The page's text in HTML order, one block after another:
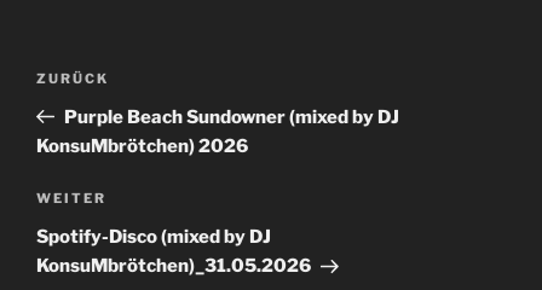
Beitrags-
Vorheriger
Beitrag
ZURÜCK
Purple Beach Sundowner (mixed by DJ
KonsuMbrötchen) 2026
Nächster
Beitrag
WEITER
Spotify-Disco (mixed by DJ
KonsuMbrötchen)_31.05.2026